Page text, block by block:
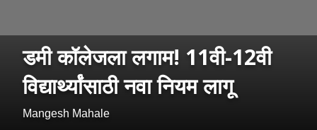
डमी कॉलेजला लगाम! 11वी-12वी
विद्यार्थ्यांसाठी नवा नियम लागू
Mangesh Mahale